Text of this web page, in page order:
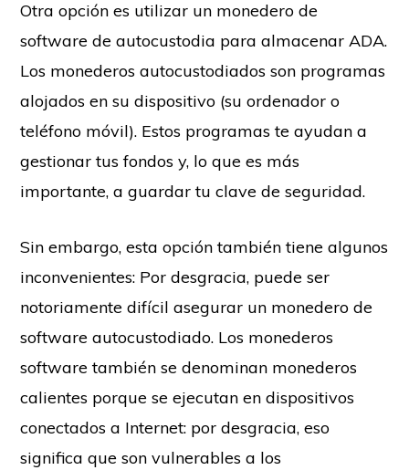
Otra opción es utilizar un monedero de
software de autocustodia para almacenar ADA.
Los monederos autocustodiados son programas
alojados en su dispositivo (su ordenador o
teléfono móvil). Estos programas te ayudan a
gestionar tus fondos y, lo que es más
importante, a guardar tu clave de seguridad.
Sin embargo, esta opción también tiene algunos
inconvenientes: Por desgracia, puede ser
notoriamente difícil asegurar un monedero de
software autocustodiado. Los monederos
software también se denominan monederos
calientes porque se ejecutan en dispositivos
conectados a Internet: por desgracia, eso
significa que son vulnerables a los